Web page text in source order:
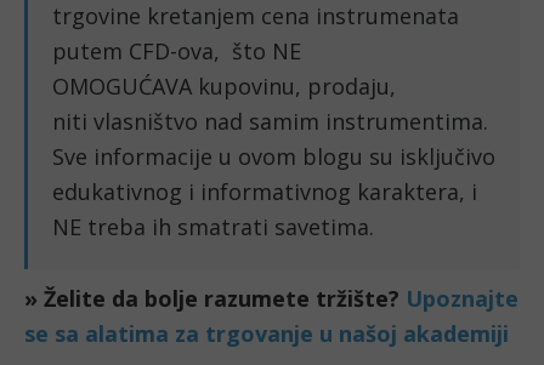
trgovine kretanjem cena instrumenata
putem CFD-ova, što NE
OMOGUĆAVA kupovinu, prodaju,
niti vlasništvo nad samim instrumentima.
Sve informacije u ovom blogu su isključivo
edukativnog i informativnog karaktera, i
NE treba ih smatrati savetima.
» Želite da bolje razumete tržište? Upoznajte
se sa alatima za trgovanje u našoj akademiji